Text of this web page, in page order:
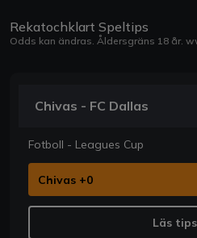
Rekatochklart Speltips
Odds kan ändras. Åldersgräns 18 år.
Chivas - FC Dallas
Fotboll - Leagues Cup
Chivas +0
Läs